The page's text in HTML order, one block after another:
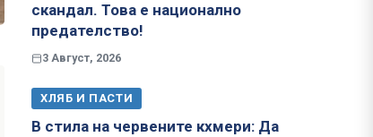
скандал. Това е национално
предателство!
3 Август, 2026
ХЛЯБ И ПАСТИ
В стила на червените кхмери: Да